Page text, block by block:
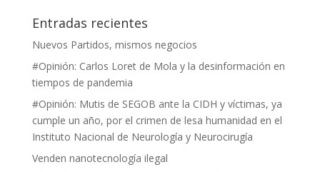
Entradas recientes
Nuevos Partidos, mismos negocios
#Opinión: Carlos Loret de Mola y la desinformación en
tiempos de pandemia
#Opinión: Mutis de SEGOB ante la CIDH y víctimas, ya
cumple un año, por el crimen de lesa humanidad en el
Instituto Nacional de Neurología y Neurocirugía
Venden nanotecnología ilegal